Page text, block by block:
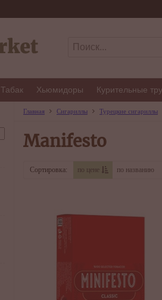
Табак Хьюмидоры Курительные
Главная Сигариллы Турецкие сигариллы
Manifesto
Сортировка: по цене по названию